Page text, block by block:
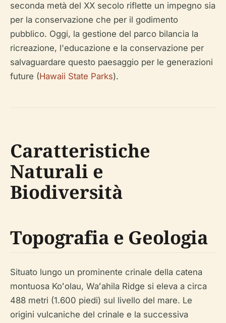
seconda metà del XX secolo riflette un impegno sia
per la conservazione che per il godimento
pubblico. Oggi, la gestione del parco bilancia la
ricreazione, l'educazione e la conservazione per
salvaguardare questo paesaggio per le generazioni
future (Hawaii State Parks).
Caratteristiche
Naturali e
Biodiversità
Topografia e Geologia
Situato lungo un prominente crinale della catena
montuosa Koʻolau, Waʻahila Ridge si eleva a circa
488 metri (1.600 piedi) sul livello del mare. Le
origini vulcaniche del crinale e la successiva